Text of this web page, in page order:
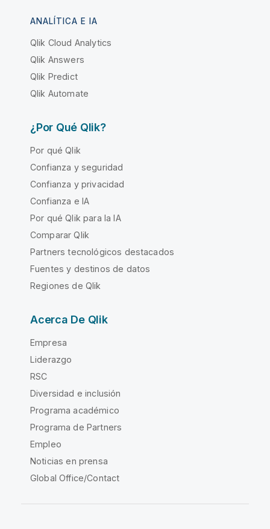
ANALÍTICA E IA
Qlik Cloud Analytics
Qlik Answers
Qlik Predict
Qlik Automate
¿Por Qué Qlik?
Por qué Qlik
Confianza y seguridad
Confianza y privacidad
Confianza e IA
Por qué Qlik para la IA
Comparar Qlik
Partners tecnológicos destacados
Fuentes y destinos de datos
Regiones de Qlik
Acerca De Qlik
Empresa
Liderazgo
RSC
Diversidad e inclusión
Programa académico
Programa de Partners
Empleo
Noticias en prensa
Global Office/Contact